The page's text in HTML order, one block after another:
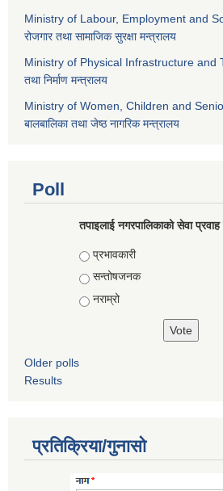
Ministry of Labour, Employment and
रोजगार तथा सामाजिक सुरक्षा मन्त्रालय
Ministry of Physical Infrastructure and
तथा निर्माण मन्त्रालय
Ministry of Women, Children and
बालबालिका तथा जेष्ठ नागरिक मन्त्रालय
Poll
तपाइलाई नगरपालिकाको सेवा प्रवाह
Choices
प्रभावकारी
सन्तोषजनक
नराम्रो
Older polls
Results
प्रतिक्रिया/गुनासो